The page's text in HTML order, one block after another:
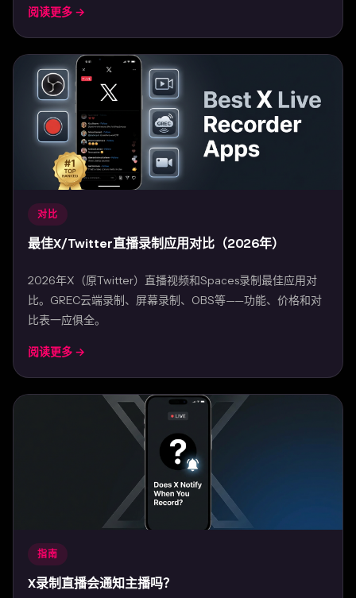
Feb 24, 2026
阅读更多 →
对比
最佳X/Twitter直播录制应用对比（2026年）
2026年X（原Twitter）直播视频和Spaces录制最佳应用对
比。GREC云端录制、屏幕录制、OBS等——功能、价格和对
比表一应俱全。
Feb 24, 2026
阅读更多 →
指南
X录制直播会通知主播吗？